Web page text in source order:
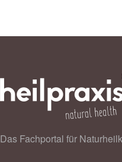
Das Fachportal für